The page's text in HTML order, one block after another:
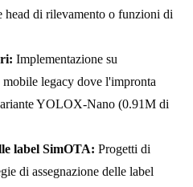
head di rilevamento o funzioni di
Implementazione su
legacy dove l'impronta
YOLOX-Nano (0.91M di
label SimOTA: Progetti di
di assegnazione delle label